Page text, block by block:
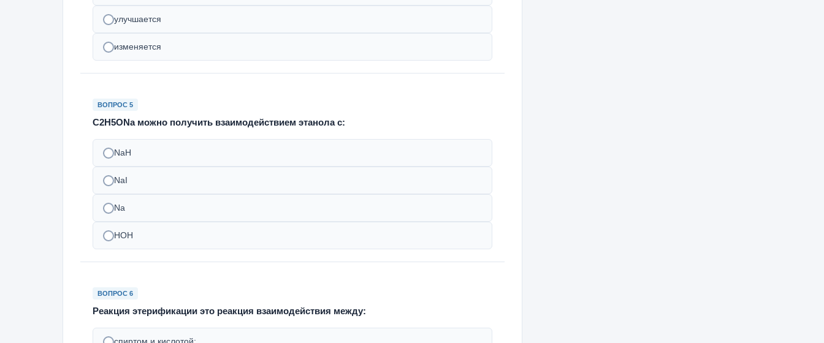
улучшается
изменяется
ВОПРОС 5
С2Н5ОNа можно получить взаимодействием этанола с:
NaН
NaI
Na
HОH
ВОПРОС 6
Реакция этерификации это реакция взаимодействия между: